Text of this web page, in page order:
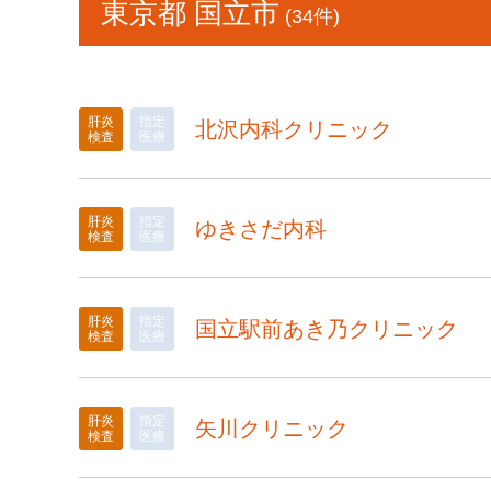
東京都 国立市 (34件)
肝炎
検査
指定
医療
北沢内科クリニック
肝炎
検査
指定
医療
ゆきさだ内科
肝炎
検査
指定
医療
国立駅前あき乃クリニック
肝炎
検査
指定
医療
矢川クリニック